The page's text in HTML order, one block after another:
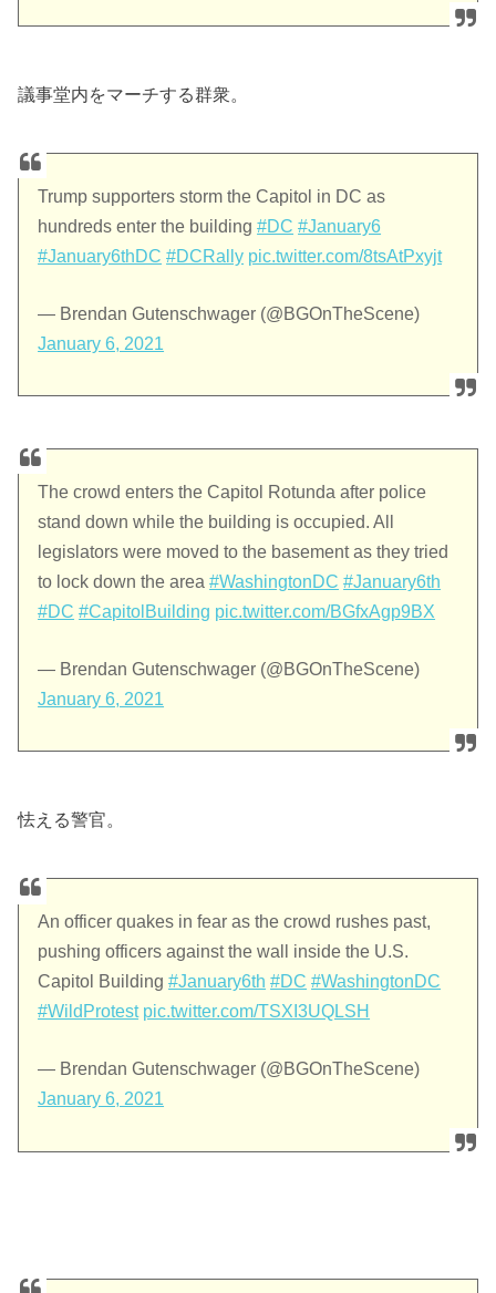
議事堂内をマーチする群衆。
Trump supporters storm the Capitol in DC as
hundreds enter the building#DC #January6
#January6thDC #DCRally pic.twitter.com/8tsAtPxyjt
— Brendan Gutenschwager (@BGOnTheScene)
January 6, 2021
The crowd enters the Capitol Rotunda after police
stand down while the building is occupied. All
legislators were moved to the basement as they tried
to lock down the area#WashingtonDC #January6th
#DC #CapitolBuilding pic.twitter.com/BGfxAgp9BX
— Brendan Gutenschwager (@BGOnTheScene)
January 6, 2021
怯える警官。
An officer quakes in fear as the crowd rushes past,
pushing officers against the wall inside the U.S.
Capitol Building#January6th #DC #WashingtonDC
#WildProtest pic.twitter.com/TSXI3UQLSH
— Brendan Gutenschwager (@BGOnTheScene)
January 6, 2021